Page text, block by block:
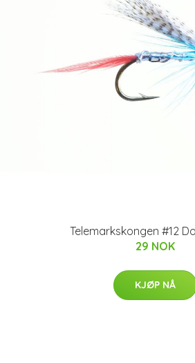
Telemarkskongen #12
29 NOK
KJØP NÅ